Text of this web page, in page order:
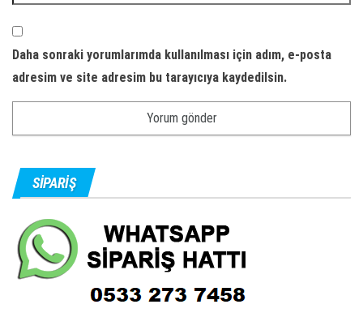
Daha sonraki yorumlarımda kullanılması için adım, e-posta
adresim ve site adresim bu tarayıcıya kaydedilsin.
SIPARIŞ